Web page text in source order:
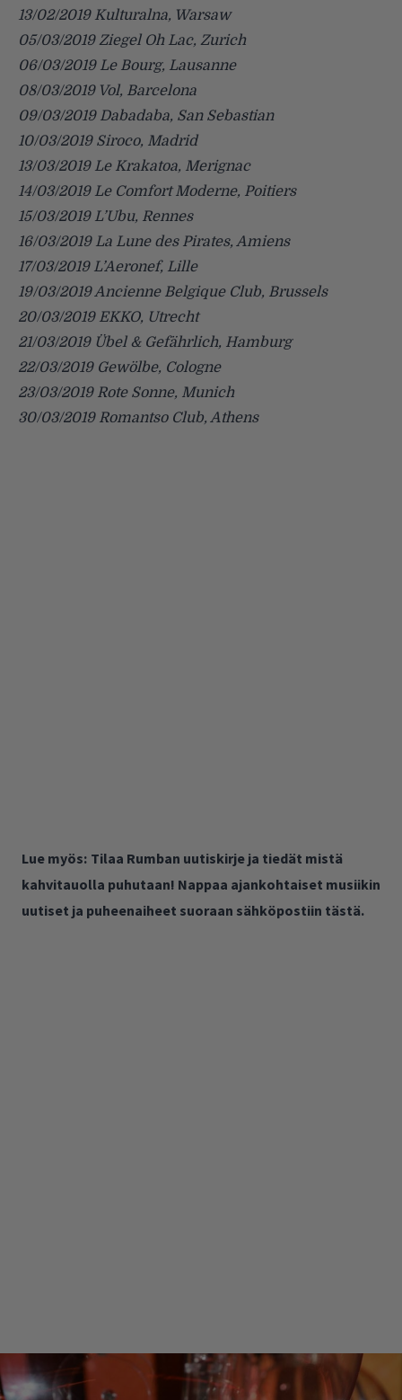
13/02/2019 Kulturalna, Warsaw
05/03/2019 Ziegel Oh Lac, Zurich
06/03/2019 Le Bourg, Lausanne
08/03/2019 Vol, Barcelona
09/03/2019 Dabadaba, San Sebastian
10/03/2019 Siroco, Madrid
13/03/2019 Le Krakatoa, Merignac
14/03/2019 Le Comfort Moderne, Poitiers
15/03/2019 L’Ubu, Rennes
16/03/2019 La Lune des Pirates, Amiens
17/03/2019 L’Aeronef, Lille
19/03/2019 Ancienne Belgique Club, Brussels
20/03/2019 EKKO, Utrecht
21/03/2019 Übel & Gefährlich, Hamburg
22/03/2019 Gewölbe, Cologne
23/03/2019 Rote Sonne, Munich
30/03/2019 Romantso Club, Athens
Lue myös: Tilaa Rumban uutiskirje ja tiedät mistä
kahvitauolla puhutaan! Nappaa ajankohtaiset musiikin
uutiset ja puheenaiheet suoraan sähköpostiin tästä.